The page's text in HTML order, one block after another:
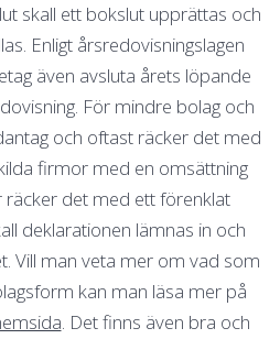
skall ett bokslut upprättas och
Enligt årsredovisningslagen
även avsluta årets löpande
För mindre bolag och
och oftast räcker det med
firmor med en omsättning
räcker det med ett förenklat
deklarationen lämnas in och
Vill man veta mer om vad som
kan man läsa mer på
. Det finns även bra och